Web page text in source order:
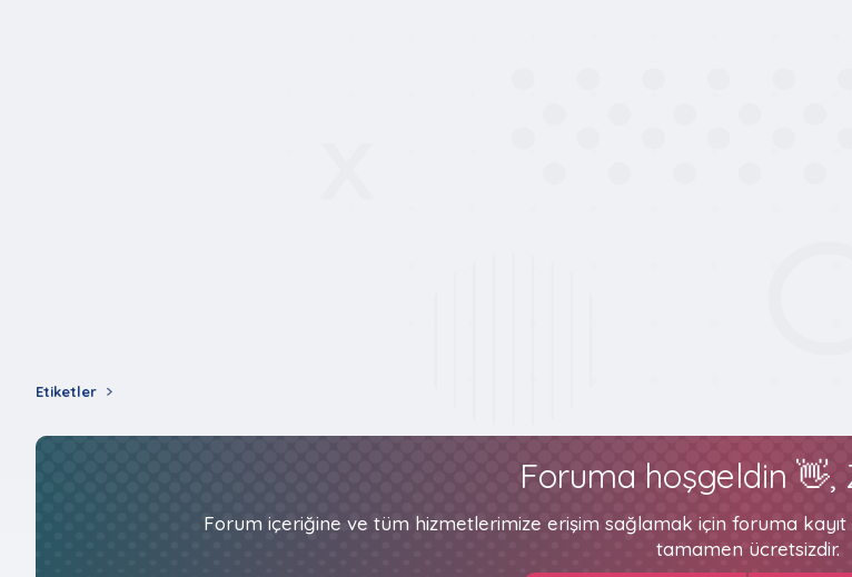
Etiketler
Foruma hoşgeldin 👋,
Forum içeriğine ve tüm hizmetlerimize erişim sağlamak için foruma kayıt
tamamen ücretsizdir.